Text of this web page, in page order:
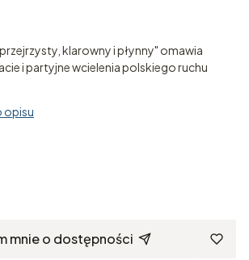
klarowny i płynny" omawia
i partyjne wcielenia polskiego ruchu
opisu
mnie o dostępności